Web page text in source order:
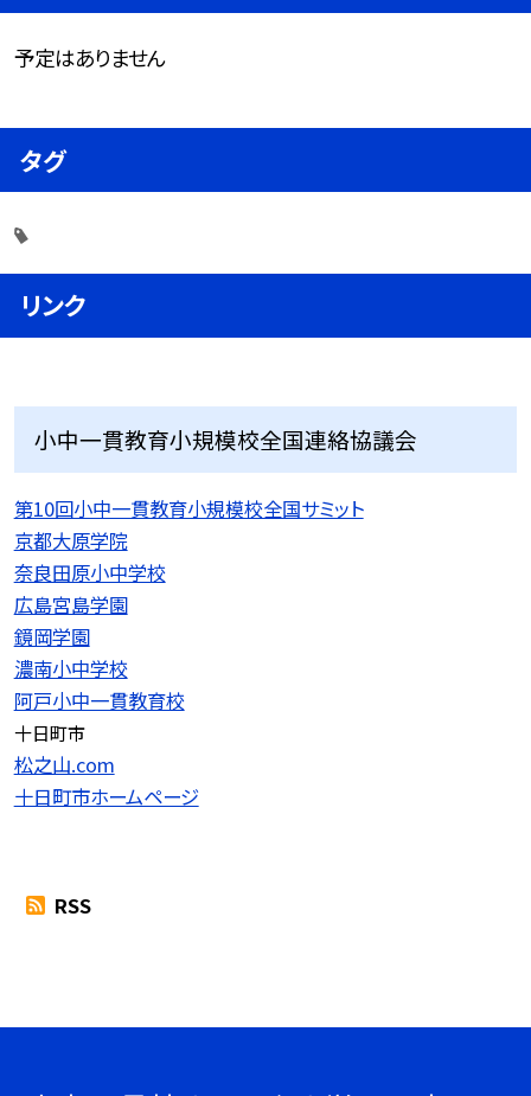
予定はありません
タグ
リンク
小中一貫教育小規模校全国連絡協議会
第10回小中一貫教育小規模校全国サミット
京都大原学院
奈良田原小中学校
広島宮島学園
鏡岡学園
濃南小中学校
阿戸小中一貫教育校
十日町市
松之山.com
十日町市ホームページ
RSS